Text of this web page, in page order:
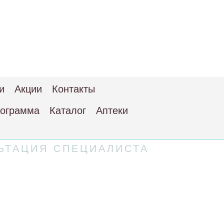
Акции
Контакты
Каталог Аптеки
СПЕЦИАЛИСТА